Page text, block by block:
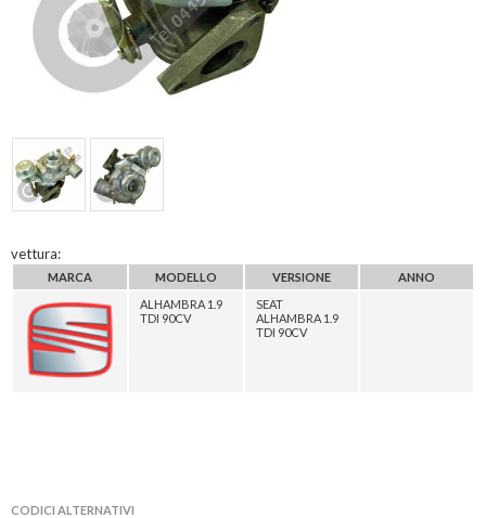
vettura:
MARCA MODELLO VERSIONE
ANNO
ALHAMBRA 1.9
TDI 90CV
SEAT
ALHAMBRA 1.9
TDI 90CV
CODICI ALTERNATIVI